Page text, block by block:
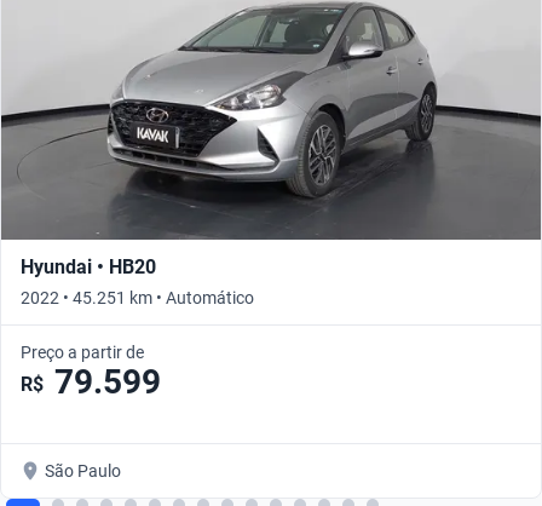
Hyundai • HB20
2022 • 45.251 km • Automático
Preço a partir de
R$ 79.599
São Paulo